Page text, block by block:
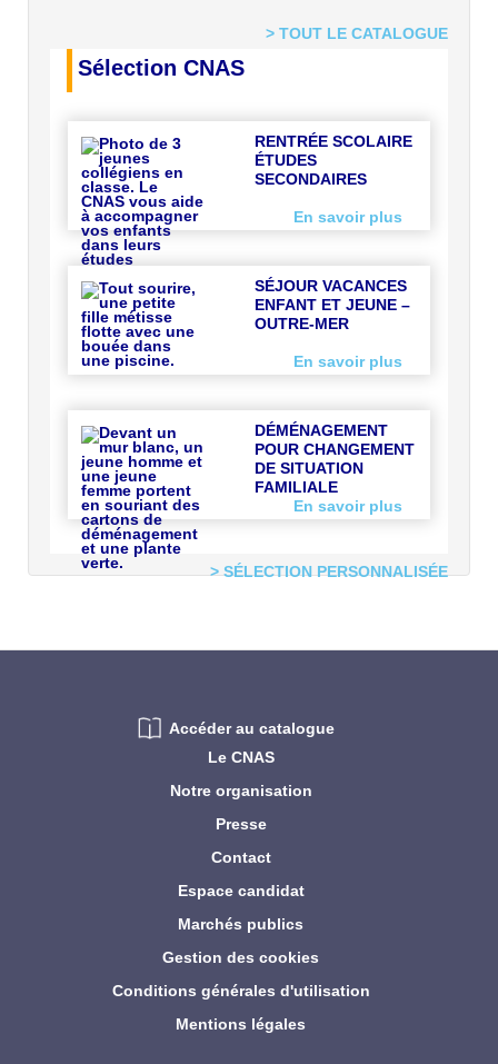
> TOUT LE CATALOGUE
Sélection CNAS
RENTRÉE SCOLAIRE
ÉTUDES
SECONDAIRES
En savoir plus
SÉJOUR VACANCES
ENFANT ET JEUNE –
OUTRE-MER
En savoir plus
DÉMÉNAGEMENT
POUR CHANGEMENT
DE SITUATION
FAMILIALE
En savoir plus
> SÉLECTION PERSONNALISÉE
Le CNAS
Notre organisation
Presse
Contact
Espace candidat
Marchés publics
Gestion des cookies
Conditions générales d'utilisation
Mentions légales
Accéder au catalogue